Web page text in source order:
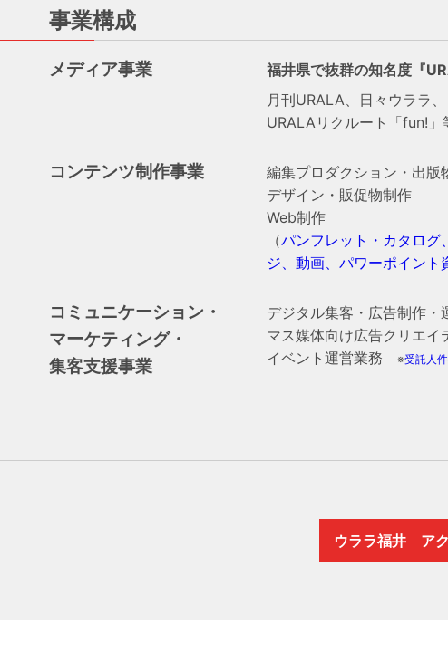
事業構成
メディア事業
福井県で抜群の知名度『
月刊URALA、日々ウララ、
URALAリクルート「fun!」
コンテンツ制作事業
編集プロダクション・出版
デザイン・販促物制作
Web制作
（パンフレット・カタログ
ジ、動画、パワーポイント
コミュニケーション・
マーケティング・
集客支援事業
デジタル集客・広告制作・
マス媒体向け広告クリエイ
イベント運営業務
※受託人
ウララ福井 ア